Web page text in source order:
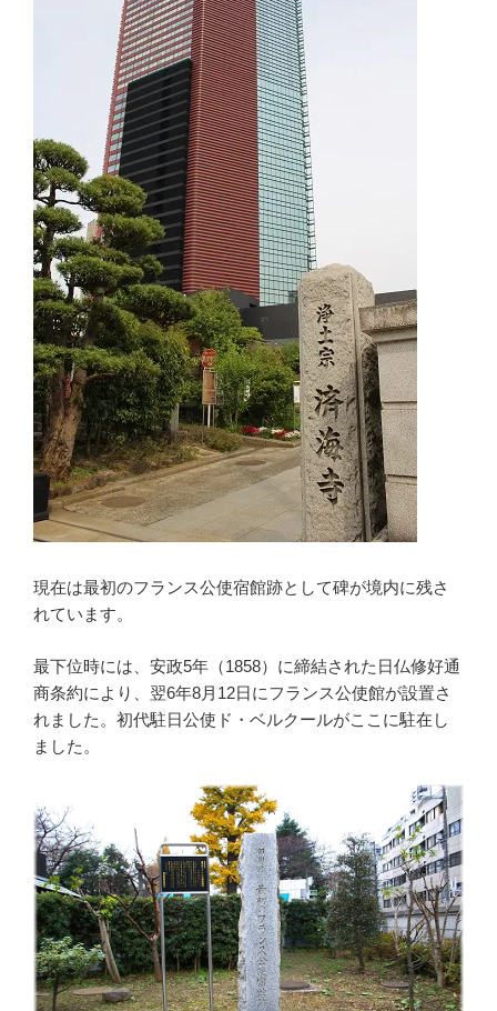
現在は最初のフランス公使宿館跡として碑が境内に残さ
れています。
最下位時には、安政5年（1858）に締結された日仏修好通
商条約により、翌6年8月12日にフランス公使館が設置さ
れました。初代駐日公使ド・ベルクールがここに駐在し
ました。